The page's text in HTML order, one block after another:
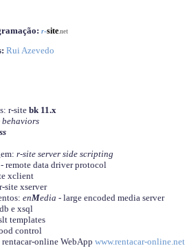
r-site.net
Rui Azevedo
r-site bk 11.x
r-site server side scripting
remote data driver protocol
xclient
site xserver
enMedia - large encoded media server
e xsql
templates
control
online WebApp www.rentacar-online.net